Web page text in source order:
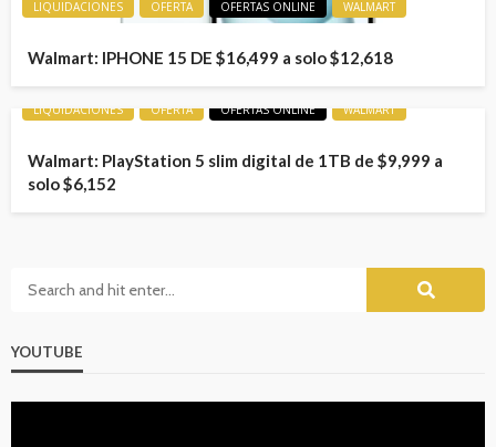
LIQUIDACIONES OFERTA OFERTAS ONLINE WALMART
Walmart: IPHONE 15 DE $16,499 a solo $12,618
LIQUIDACIONES OFERTA OFERTAS ONLINE WALMART
Walmart: PlayStation 5 slim digital de 1TB de $9,999 a
solo $6,152
YOUTUBE